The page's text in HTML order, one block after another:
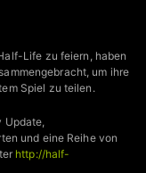
Life zu feiern, haben
um ihre
Spiel zu teilen.
Update,
und eine Reihe von
http://half-